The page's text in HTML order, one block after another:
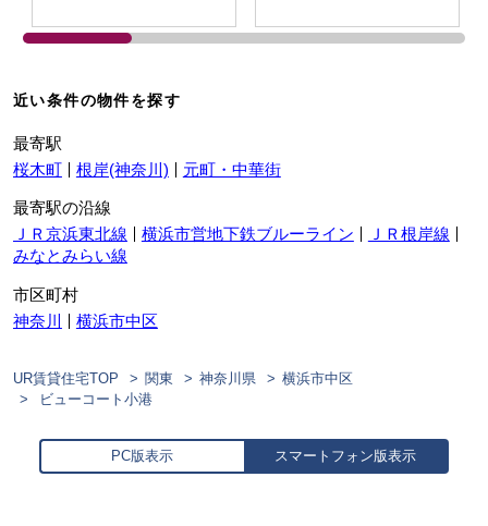
近い条件の物件を探す
最寄駅
桜木町
根岸(神奈川) 元町・中華街
最寄駅の沿線
ＪＲ京浜東北線
横浜市営地下鉄ブルーライン
ＪＲ根岸線
みなとみらい線
市区町村
神奈川
横浜市中区
UR賃貸住宅TOP 関東 神奈川県
横浜市中区
ビューコート小港
PC版表示 スマートフォン版表示